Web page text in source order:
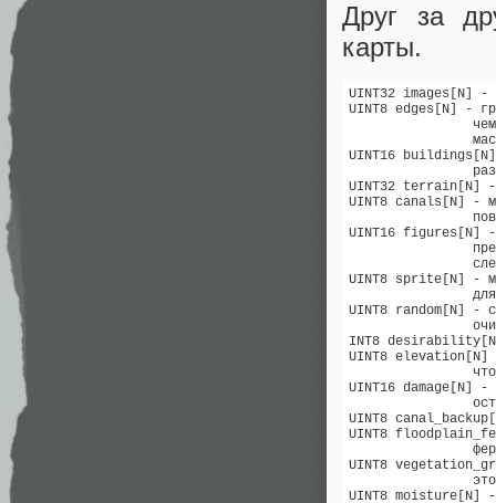
Друг за
карты.
UINT32 images[N] -
UINT8 edges[N] -
UINT16 buildings[N]
UINT32 terrain[N] -
UINT8 canals[N] -
UINT16 figures[N] -
UINT8 sprite[N] -
UINT8 random[N] -
INT8 desirability[N]
UINT8 elevation[N]
UINT16 damage[N] -
UINT8
UINT8
UINT8
UINT8 moisture[N]